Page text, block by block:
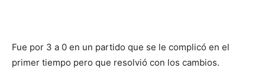
Fue por 3 a 0 en un partido que se le complicó en el
primer tiempo pero que resolvió con los cambios.